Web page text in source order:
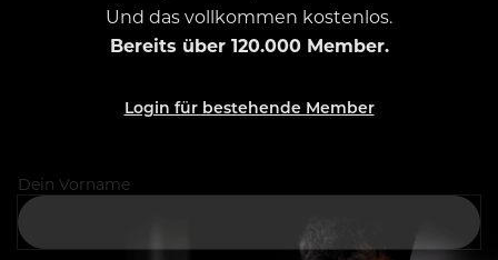
Und das vollkommen kostenlos.
Bereits über 120.000 Member.
Login für bestehende Member
Dein Vorname